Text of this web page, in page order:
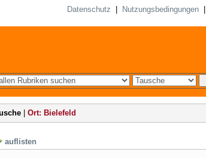
Datenschutz Nutzungsbedingungen|
| Ort: Bielefeld
auflisten